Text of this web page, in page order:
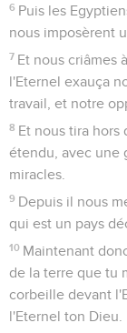
6 Puis les
nous imposèrent
7 Et nous criâmes
l'Eternel exauça
travail, et notre
8 Et nous tira hors
étendu, avec une
miracles.
9 Depuis il nous
qui est un pays
10 Maintenant
de la terre que tu
corbeille devant
l'Eternel ton Dieu.